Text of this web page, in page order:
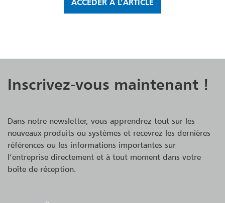
Inscrivez-vous maintenant !
Dans notre newsletter, vous apprendrez tout sur les
nouveaux produits ou systèmes et recevrez les dernières
références ou les informations importantes sur
l’entreprise directement et à tout moment dans votre
boîte de réception.